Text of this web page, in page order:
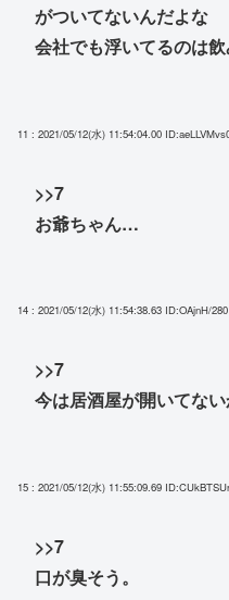
がついてないんだよな
会社でも浮いてるのは
11 : 2021/05/12(水) 11:54:04.00
>>7
お爺ちゃん…
14 : 2021/05/12(水) 11:54:38.63 ID:OAjnH/280
>>7
今は居酒屋が開いてない
15 : 2021/05/12(水) 11:55:09.69
>>7
口が臭そう。